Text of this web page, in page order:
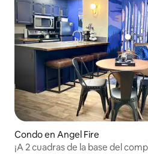
Condo en Angel Fire
¡A 2 cuadras de la base del